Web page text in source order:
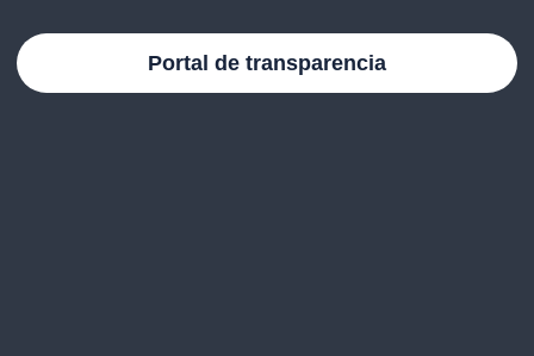
Portal de transparencia